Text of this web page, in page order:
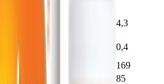
4,3
0,4
169
85